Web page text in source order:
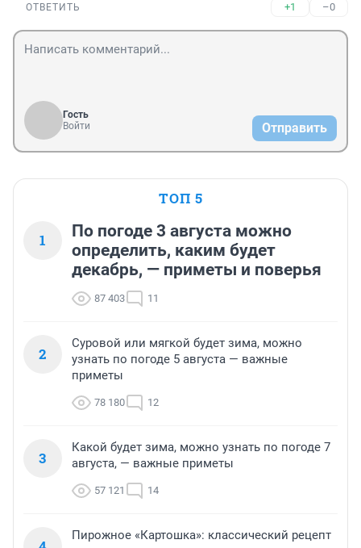
ОТВЕТИТЬ +1 –0
Гость
Войти
Отправить
ТОП 5
1
По погоде 3 августа можно
определить, каким будет
декабрь, — приметы и поверья
87 403 11
2
Суровой или мягкой будет зима, можно
узнать по погоде 5 августа — важные
приметы
78 180 12
3
Какой будет зима, можно узнать по погоде 7
августа, — важные приметы
57 121 14
Пирожное «Картошка»: классический рецепт